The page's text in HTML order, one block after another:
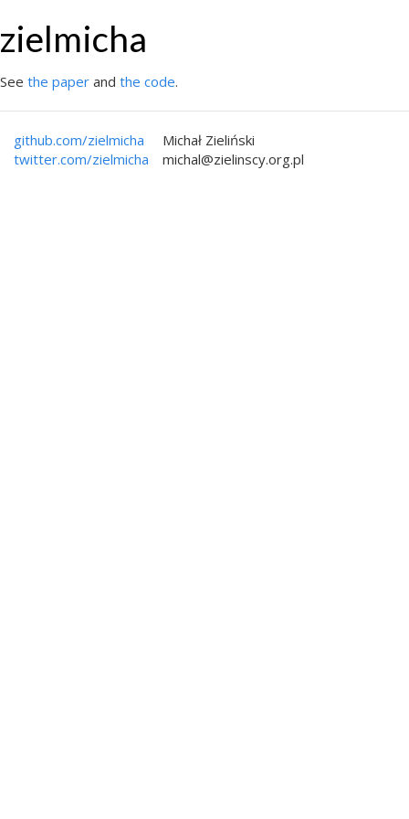
zielmicha
See the paper and the code.
Michał Zieliński
michal@zielinscy.org.pl
github.com/zielmicha
twitter.com/zielmicha